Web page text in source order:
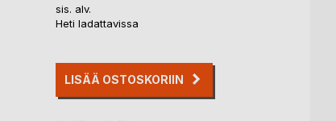
sis. alv.
Heti ladattavissa
LISÄÄ OSTOSKORIIN